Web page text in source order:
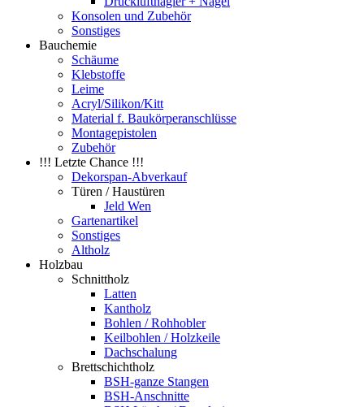
Konsolen und Zubehör
Sonstiges
Bauchemie
Schäume
Klebstoffe
Leime
Acryl/Silikon/Kitt
Material f. Baukörperanschlüsse
Montagepistolen
Zubehör
!!! Letzte Chance !!!
Dekorspan-Abverkauf
Türen / Haustüren
Jeld Wen
Gartenartikel
Sonstiges
Altholz
Holzbau
Schnittholz
Latten
Kantholz
Bohlen / Rohhobler
Keilbohlen / Holzkeile
Dachschalung
Brettschichtholz
BSH-ganze Stangen
BSH-Anschnitte